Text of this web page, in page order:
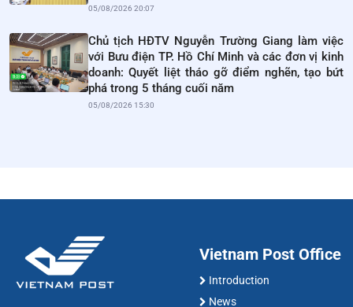
05/08/2026 20:07
Chủ tịch HĐTV Nguyễn Trường Giang làm việc
với Bưu điện TP. Hồ Chí Minh và các đơn vị kinh
doanh: Quyết liệt tháo gỡ điểm nghẽn, tạo bứt
phá trong 5 tháng cuối năm
05/08/2026 15:30
Vietnam Post Office
Introduction
News